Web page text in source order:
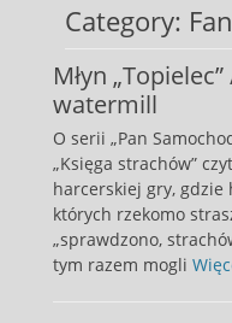
Category:
Młyn
watermill
O serii „Pan
„Księga strachów”
harcerskiej gry,
których rzekomo
„sprawdzono,
tym razem mogli